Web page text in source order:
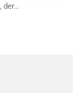
der…